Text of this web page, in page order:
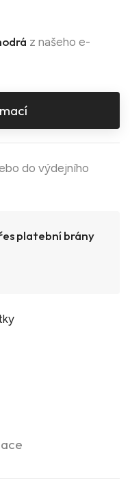
z našeho e-
do výdejního
platební brány